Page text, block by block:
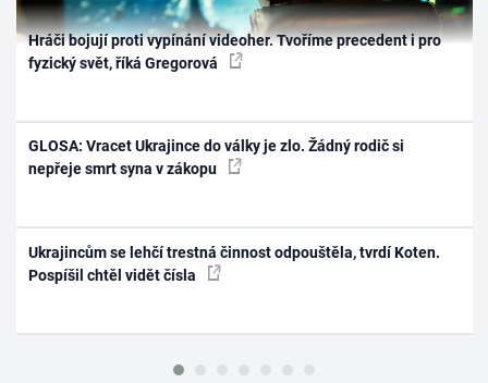
Hráči bojují proti vypínání videoher. Tvoříme precedent i pro
fyzický svět, říká Gregorová
GLOSA: Vracet Ukrajince do války je zlo. Žádný rodič si
nepřeje smrt syna v zákopu
Ukrajincům se lehčí trestná činnost odpouštěla, tvrdí Koten.
Pospíšil chtěl vidět čísla